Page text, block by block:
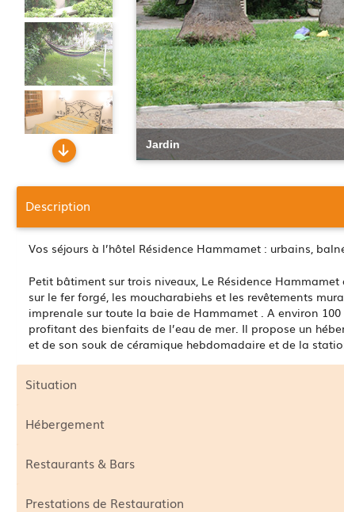
Jardin
Description
Vos séjours à l’hôtel Résidence Hammamet : urbains,
Petit bâtiment sur trois niveaux, Le Résidence
sur le fer forgé, les moucharabiehs et les revêtements
imprenale sur toute la baie de Hammamet . A environ
profitant des bienfaits de l’eau de mer. Il propose un
et de son souk de céramique hebdomadaire et de la
Situation
Hébergement
Restaurants & Bars
Prestations de Restauration